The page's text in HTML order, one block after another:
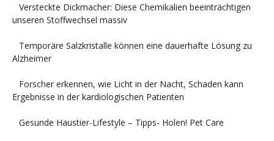
Versteckte Dickmacher: Diese Chemikalien beeinträchtigen
unseren Stoffwechsel massiv
Temporäre Salzkristalle können eine dauerhafte Lösung zu
Alzheimer
Forscher erkennen, wie Licht in der Nacht, Schaden kann
Ergebnisse in der kardiologischen Patienten
Gesunde Haustier-Lifestyle – Tipps- Holen! Pet Care